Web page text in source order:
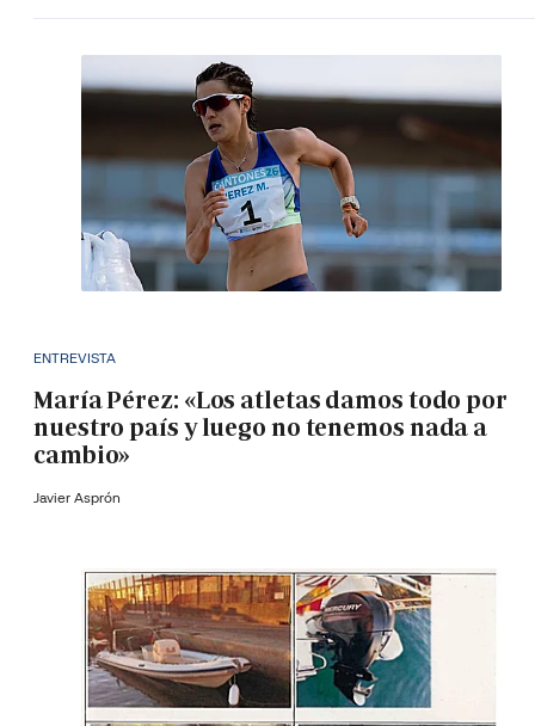
ENTREVISTA
María Pérez: «Los atletas damos todo por
nuestro país y luego no tenemos nada a
cambio»
Javier Asprón